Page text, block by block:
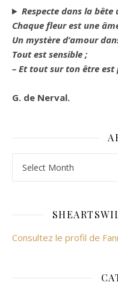
Respecte dans la
Chaque fleur est une
Un mystère d’amour
Tout est sensible ;
– Et tout sur ton être est
G. de Nerval.
Consultez le profil de